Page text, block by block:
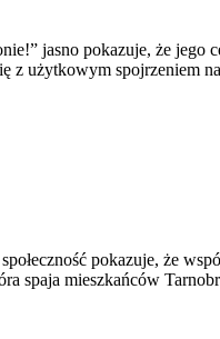
jasno pokazuje, że jego
z użytkowym spojrzeniem
pokazuje, że
spaja mieszkańców